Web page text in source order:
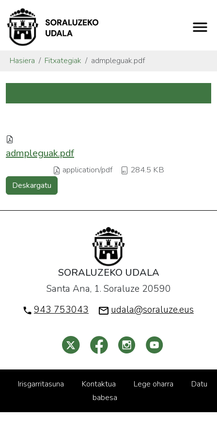
Hasiera Fitxategiak admpleguak.pdf
admpleguak.pdf
application/pdf 284.5 KB
Deskargatu
SORALUZEKO UDALA
Santa Ana, 1. Soraluze 20590
943 753043
udala@soraluze.eus
Irisgarritasuna Kontaktua Lege oharra
Datu
babesa